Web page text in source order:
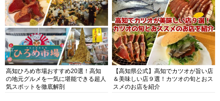
高知ひろめ市場おすすめ20選！高知
の地元グルメを一気に堪能できる超人
気スポットを徹底解剖
【高知県公式】高知でカツオが旨い店
＆美味しい店９選！カツオの旬とおス
スメのお店を紹介